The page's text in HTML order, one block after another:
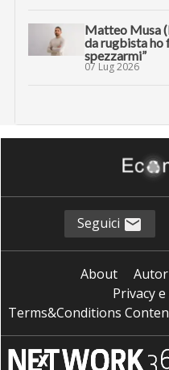
Matteo Musa
da rugbista ho
spezzarmi”
07 Lug 2026
Seguici
About
Privacy
Terms&Conditions